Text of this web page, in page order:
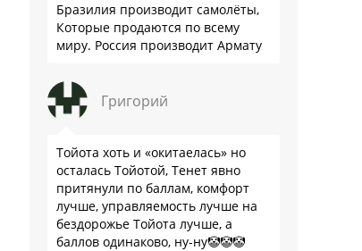
Бразилия производит самолёты,
Которые продаются по всему
миру. Россия производит Армату
Григорий
Тойота хоть и «окитаелась» но
осталась Тойотой, Тенет явно
притянули по баллам, комфорт
лучше, управляемость лучше на
бездорожье Тойота лучше, а
баллов одинаково, ну-ну🤡🤡🤡